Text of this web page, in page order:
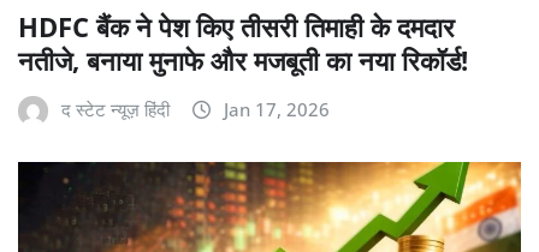
HDFC बैंक ने पेश किए तीसरी तिमाही के दमदार
नतीजे, बनाया मुनाफे और मजबूती का नया रिकॉर्ड!
द स्टेट न्यूज़ हिंदी Jan 17, 2026